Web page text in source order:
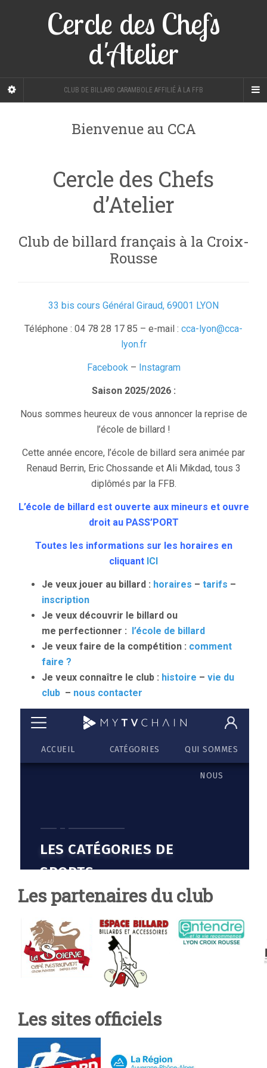
Cercle des Chefs
d'Atelier
CLUB DE BILLARD CARAMBOLE AFFILIÉ À LA FFB
Bienvenue au CCA
Cercle des Chefs
d’Atelier
Club de billard français à la Croix-
Rousse
33 bis cours Général Giraud, 69001 LYON
Téléphone : 04 78 28 17 85 – e-mail : cca-lyon@cca-
lyon.fr
Facebook– Instagram
Saison 2025/2026 :
Nous sommes heureux de vous annoncer la reprise de
l’école de billard !
Cette année encore, l’école de billard sera animée par
Renaud Berrin, Eric Chossande et Ali Mikdad, tous 3
diplômés par la FFB.
L’école de billard est ouverte aux mineurs et ouvre
droit au PASS’PORT
Toutes les informations sur les horaires en
cliquant ICI
Je veux jouer au billard : horaires – tarifs –
inscription
Je veux découvrir le billard ou
me perfectionner : l’école de billard
Je veux faire de la compétition : comment
faire ?
Je veux connaître le club : histoire – vie du
club – nous contacter
Les partenaires du club
Les sites officiels